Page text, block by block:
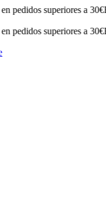
superiores a 30€Envío
superiores a 30€Envío